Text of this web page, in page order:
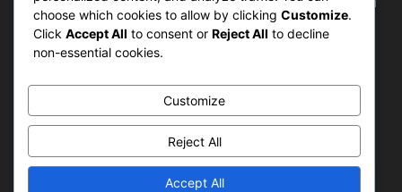
abad informasi.
Hubungi kami:
IKUTI KAMI
choose which cookies to allow by clicking Customize.
Click Accept All to consent or Reject All to decline
non-essential cookies.
Customize
Reject All
Accept All